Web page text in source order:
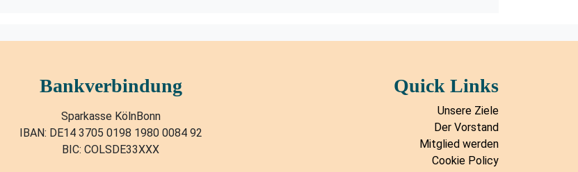
Bankverbindung
Sparkasse KölnBonn
IBAN: DE14 3705 0198 1980 0084 92
BIC: COLSDE33XXX
Quick Links
Unsere Ziele
Der Vorstand
Mitglied werden
Cookie Policy